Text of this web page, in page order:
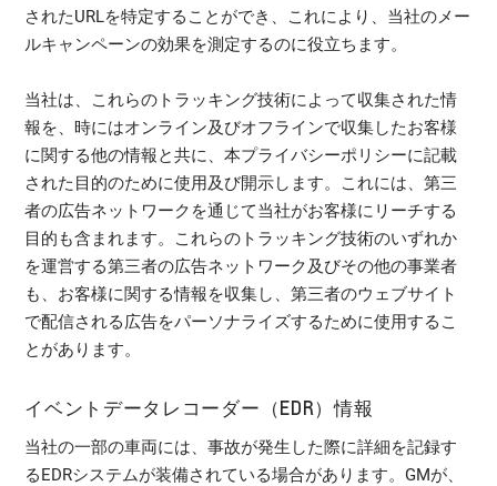
されたURLを特定することができ、これにより、当社のメー
ルキャンペーンの効果を測定するのに役立ちます。
当社は、これらのトラッキング技術によって収集された情
報を、時にはオンライン及びオフラインで収集したお客様
に関する他の情報と共に、本プライバシーポリシーに記載
された目的のために使用及び開示します。これには、第三
者の広告ネットワークを通じて当社がお客様にリーチする
目的も含まれます。これらのトラッキング技術のいずれか
を運営する第三者の広告ネットワーク及びその他の事業者
も、お客様に関する情報を収集し、第三者のウェブサイト
で配信される広告をパーソナライズするために使用するこ
とがあります。
イベントデータレコーダー（EDR）情報
当社の一部の車両には、事故が発生した際に詳細を記録す
るEDRシステムが装備されている場合があります。GMが、